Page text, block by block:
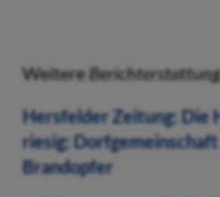
Weitere
Hersfelder Zeitung: Die
riesig:
Brandopfer